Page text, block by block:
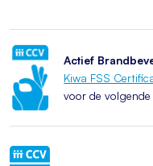
Actief
Kiwa FSS
voor de volgende